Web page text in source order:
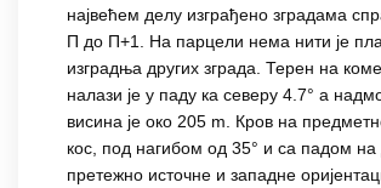
највећем делу изграђено зградама
П до П+1. На парцели нема нити је
изградња других зграда. Терен на
налази је у паду ка северу 4.7° а
висина је око 205 m. Кров на
кос, под нагибом од 35° и са падом на
претежно источне и западне